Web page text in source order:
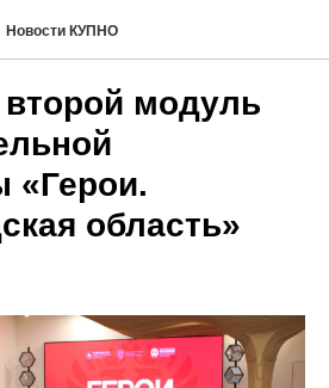
Новости КУПНО
модуль
«Герои.
область»